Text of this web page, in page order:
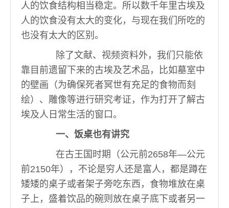
人的饮食结构相当稳定。所以数千年里古埃及
人的饮食没有太大的变化，与现在我们所吃的
也没有太大的区别。
除了文献、视频资料外，我们只能依
靠目前遗留下来的古埃及艺术品，比如墓室中
的壁画（为确保死者冥世有充足的食物而刻
绘）、雕像等进行研究考证，作为打开了解古
埃及人日常生活的窗口。
一、饭桌也有讲究
在古王国时期（公元前2658年—公元
前2150年），不论是穷人还是富人，都是蹲在
矮矮的桌子或者架子旁吃东西，食物堆放在桌
子上，盛着饮品的碗则放在桌子底下或者另一